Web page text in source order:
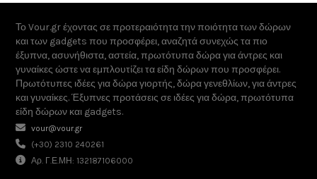
Το Vour.gr έχοντας σε προτεραιότητα την ποιότητα των δώρων
και των gadgets που προσφέρει, αναζητά συνεχώς τα πιο
έξυπνα, ασυνήθιστα, αστεία, πρωτότυπα δώρα για άντρες και
γυναίκες ώστε να εμπλουτίζει τα είδη δώρων που προσφέρει.
Πρωτότυπες ιδέες για δώρα γιορτής, δώρα γενεθλίων, για άντρες
και γυναίκες. Έξυπνες προτάσεις σε ιδέες για δώρα, πρωτότυπα
είδη δώρων και gadgets.
vour@vour.gr
(+30) 2310 240261
Αρ. Γ.Ε.ΜΗ: 132187106000